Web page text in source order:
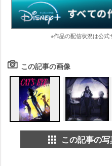
※作品の配信状況は公式
この記事の画像
この記事の写